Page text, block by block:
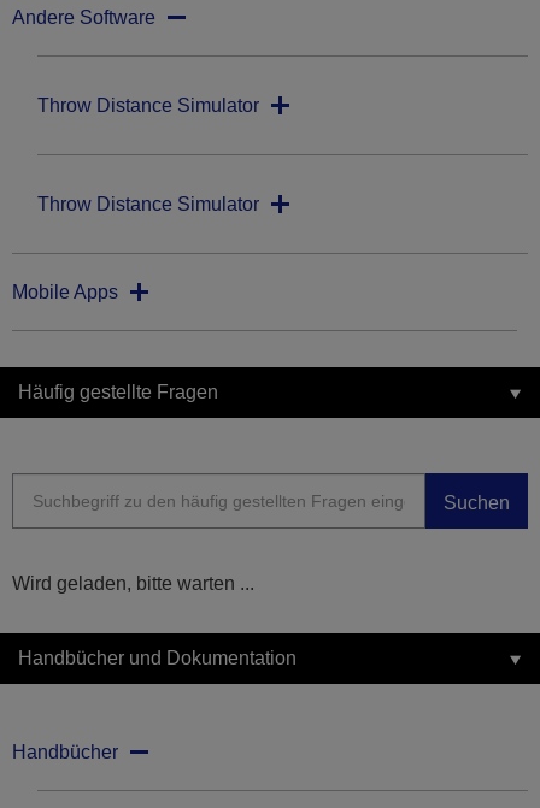
Andere Software
Throw Distance Simulator
Throw Distance Simulator
Mobile Apps
Häufig gestellte Fragen
Suchen
Wird geladen, bitte warten ...
Handbücher und Dokumentation
Handbücher